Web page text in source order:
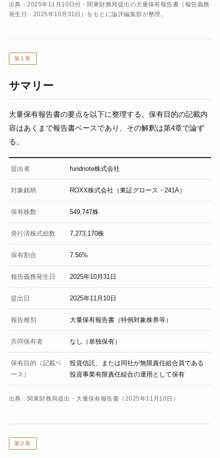
出典：2025年11月10日付・関東財務局提出の大量保有報告書（報告義務
発生日：2025年10月31日）をもとに論評編集部が整理。
第1章
サマリー
大量保有報告書の要点を以下に整理する。保有目的の記載内
容はあくまで報告書ベースであり、その解釈は第4章で論ず
る。
提出者 fundnote株式会社
対象銘柄 ROXX株式会社（東証グロース・241A）
保有株数 549,747株
発行済株式総数 7,273,170株
保有割合 7.56%
報告義務発生日 2025年10月31日
提出日 2025年11月10日
報告種別 大量保有報告書（特例対象株券等）
共同保有者 なし（単独保有）
保有目的（記載ベ
ース）
投資信託、または同社が無限責任組合員である
投資事業有限責任組合の運用として保有
出典：関東財務局提出・大量保有報告書（2025年11月10日）
第2章